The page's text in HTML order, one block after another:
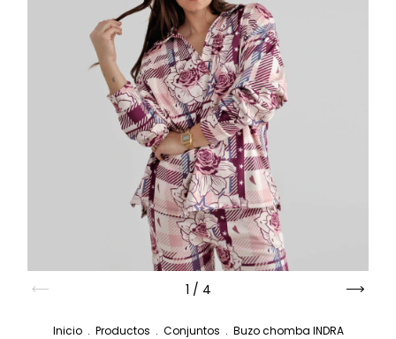
1 / 4
Inicio . Productos . Conjuntos . Buzo chomba INDRA